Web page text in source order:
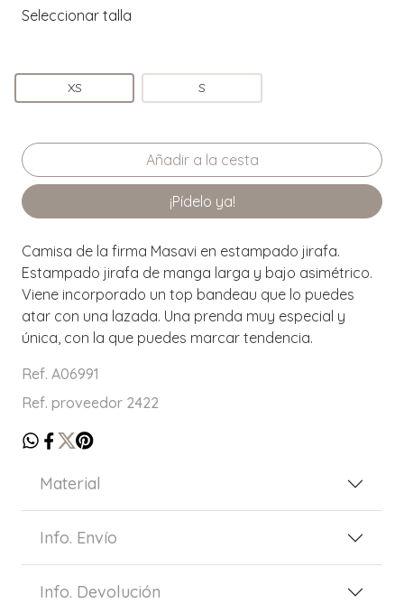
Seleccionar talla
XS S
¡Pídelo ya!
Camisa de la firma Masavi en estampado jirafa.
Estampado jirafa de manga larga y bajo asimétrico.
Viene incorporado un top bandeau que lo puedes
atar con una lazada. Una prenda muy especial y
única, con la que puedes marcar tendencia.
Ref. A06991
Ref. proveedor 2422
Material
Info. Envío
Info. Devolución